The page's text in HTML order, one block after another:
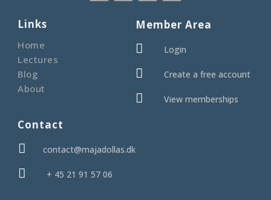
Links
Home
Lectures
Blog
About
Member Area
 Login
 Create a free account
 View memberships
Contact
 contact@majadollas.dk
 + 45 21 91 57 06